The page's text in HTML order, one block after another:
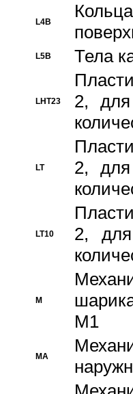
L4B
L5B Тела
LHT23
2, для
LT
2, для
LT10
2,
M
M1
MA